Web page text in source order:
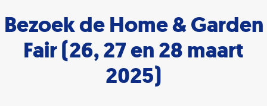
Bezoek de Home & Garden
Fair (26, 27 en 28 maart
2025)